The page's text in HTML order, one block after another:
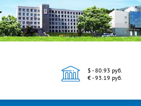
$ - 80.93 руб.
€ - 93.19 руб.